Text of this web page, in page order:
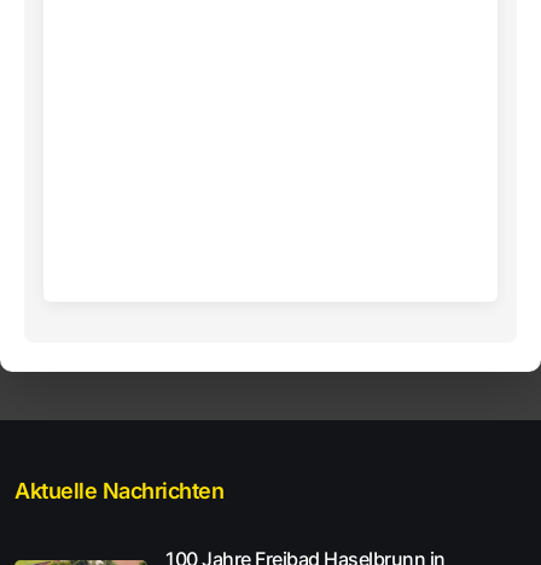
Aktuelle Nachrichten
100 Jahre Freibad Haselbrunn in